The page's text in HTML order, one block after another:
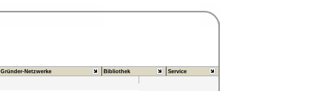
Gründer-Netzwerke Bibliothek Service